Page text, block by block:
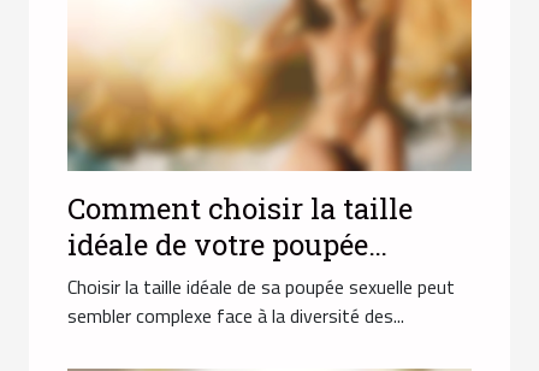
Comment choisir la taille
idéale de votre poupée
sexuelle ?
Choisir la taille idéale de sa poupée sexuelle peut
sembler complexe face à la diversité des...